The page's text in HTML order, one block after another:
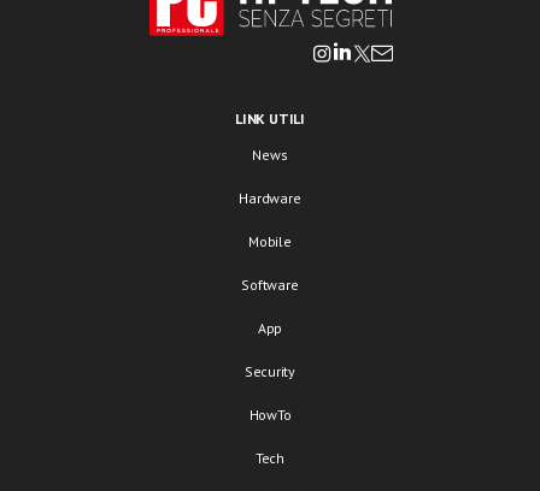
LINK UTILI
News
Hardware
Mobile
Software
App
Security
HowTo
Tech